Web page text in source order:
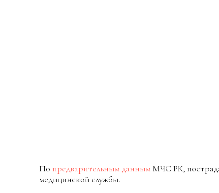
По предварительным даннымМЧС РК,
медицинской службы.